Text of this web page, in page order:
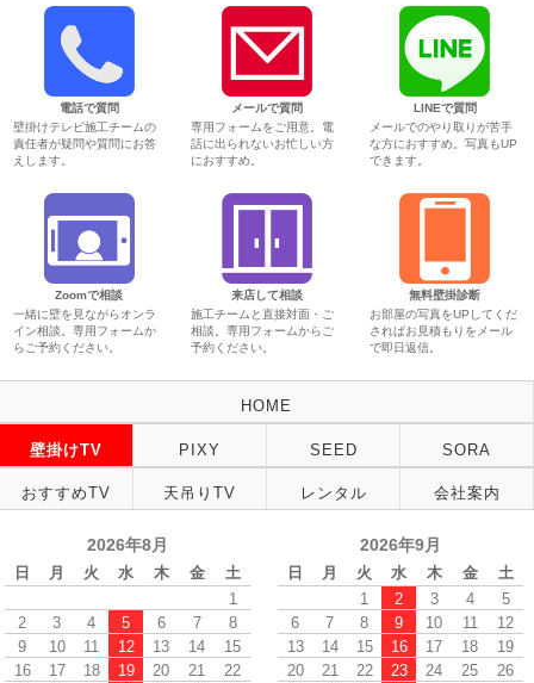
電話で質問
壁掛けテレビ施工チームの
責任者が疑問や質問にお答
えします。
メールで質問
専用フォームをご用意。電
話に出られないお忙しい方
におすすめ。
LINEで質問
メールでのやり取りが苦手
な方におすすめ。写真もUP
できます。
Zoomで相談
一緒に壁を見ながらオンラ
イン相談。専用フォームか
らご予約ください。
来店して相談
施工チームと直接対面・ご
相談。専用フォームからご
予約ください。
無料壁掛診断
お部屋の写真をUPしてくだ
さればお見積もりをメール
で即日返信。
HOME
壁掛けTV PIXY SEED SORA
おすすめTV 天吊りTV レンタル 会社案内
2026年8月
日 月 火 水 木 金
土
1
2
3 4 5 6 7
8
9
10 11 12 13 14
15
16
17 18 19 20 21
22
2026年9月
日 月 火 水 木 金
土
1
2 3 4
5
6
7 8 9 10 11
12
13
14 15 16 17 18
19
20
21 22 23 24 25
26